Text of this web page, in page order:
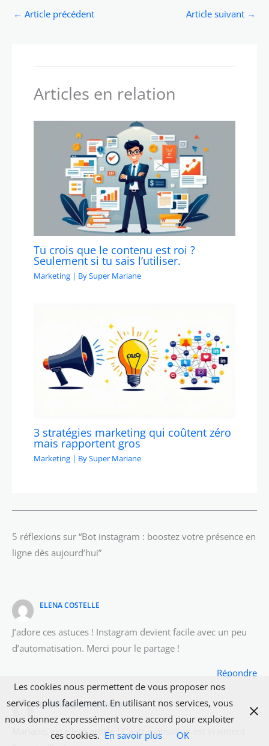
← Article précédent Article suivant →
Articles en relation
Tu crois que le contenu est roi ?
Seulement si tu sais l’utiliser.
Marketing | BySuper Mariane
3 stratégies marketing qui coûtent zéro
mais rapportent gros
Marketing | BySuper Mariane
5 réflexions sur “Bot instagram : boostez votre présence en
ligne dès aujourd’hui”
ELENA COSTELLE
J’adore ces astuces ! Instagram devient facile avec un peu
d’automatisation. Merci pour le partage !
Répondre
STÉPHANE BLANCHARD
Mariane, excellent article ! L’automatisation est vraiment
Les cookies nous permettent de vous proposer nos
services plus facilement. En utilisant nos services, vous
nous donnez expressément votre accord pour exploiter
ces cookies. En savoir plus OK